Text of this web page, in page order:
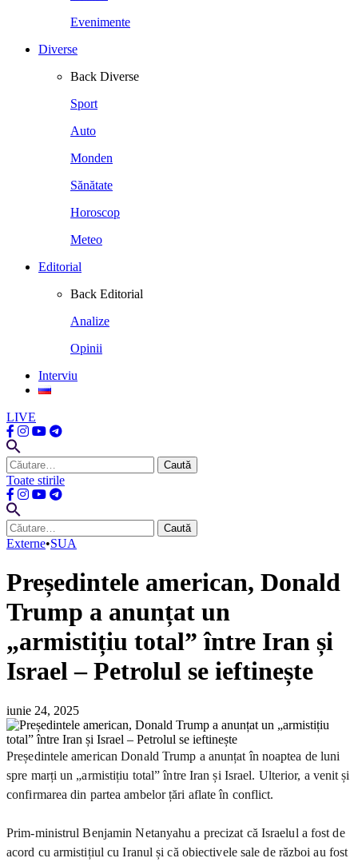
Evenimente
Diverse
Back Diverse
Sport
Auto
Monden
Sănătate
Horoscop
Meteo
Editorial
Back Editorial
Analize
Opinii
Interviu
LIVE
Caută
după:
Toate stirile
Caută
după:
Externe•SUA
Președintele american, Donald
Trump a anunțat un
„armistițiu total” între Iran și
Israel – Petrolul se ieftinește
iunie 24, 2025
Președintele american Donald Trump a anunțat în noaptea de luni
spre marți un „armistițiu total” între Iran și Israel. Ulterior, a venit și
confirmarea din partea ambelor țări aflate în conflict.
Prim-ministrul Benjamin Netanyahu a precizat că Israelul a fost de
acord cu armistițiul cu Iranul și că obiectivele sale de război au fost